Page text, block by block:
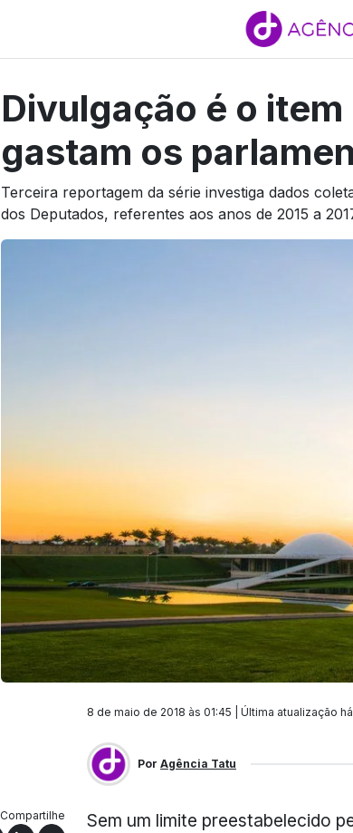
Divulgação é o
gastam os
Terceira reportagem da série investiga dados
dos Deputados, referentes aos anos de 2015 a
8 de maio de 2018 às 01:45 | Última atualização
Por Agência Tatu
Compartilhe
Sem um limite preestabelecido